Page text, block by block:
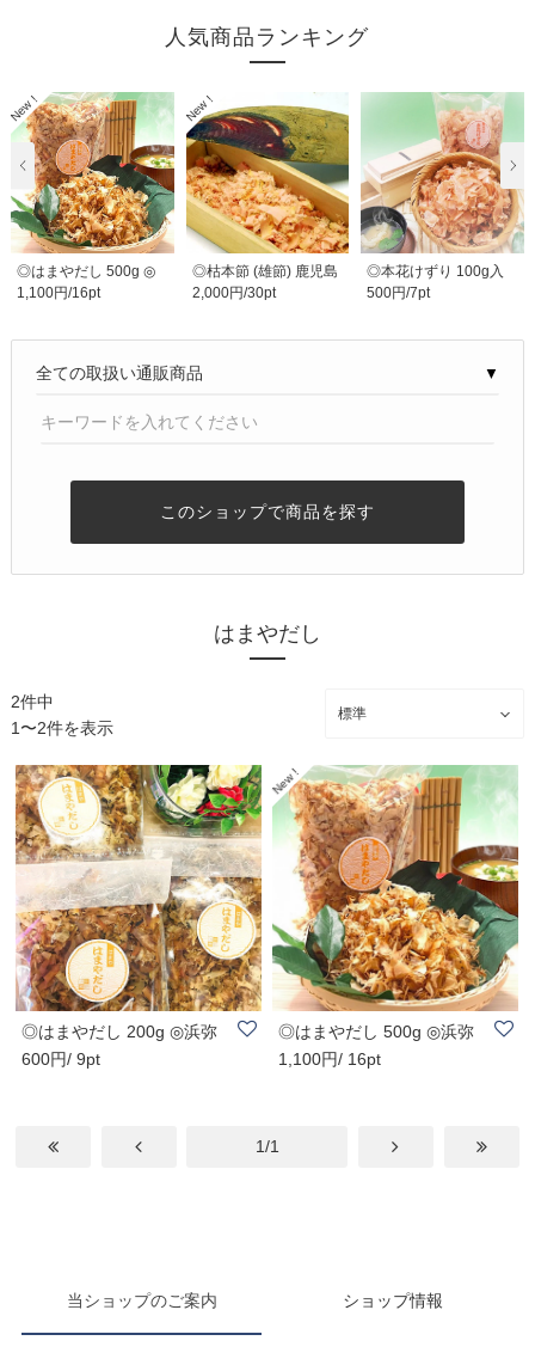
人気商品ランキング
◎はまやだし 500g ◎
浜弥鰹節秘伝のブレ..
1,100円/16pt
◎枯本節 (雄節) 鹿児島
県産 (山吉）約270..
2,000円/30pt
◎本花けずり 100g入
◎かつお荒節薄削り◎
500円/7pt
▼
このショップで商品を探す
はまやだし
2件中
1〜2件を表示
◎はまやだし 200g ◎浜弥
鰹節秘伝のブレ..
600円/ 9pt
◎はまやだし 500g ◎浜弥
鰹節秘伝のブレ..
1,100円/ 16pt
1/1
当ショップのご案内 ショップ情報